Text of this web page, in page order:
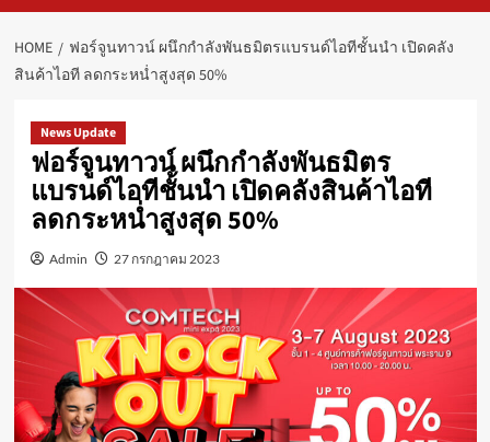
HOME
ฟอร์จูนทาวน์ ผนึกกำลังพันธมิตรแบรนด์ไอทีชั้นนำ เปิดคลัง
สินค้าไอที ลดกระหน่ำสูงสุด 50%
News Update
ฟอร์จูนทาวน์ ผนึกกำลังพันธมิตร
แบรนด์ไอทีชั้นนำ เปิดคลังสินค้าไอที
ลดกระหน่ำสูงสุด 50%
Admin 27 กรกฎาคม 2023